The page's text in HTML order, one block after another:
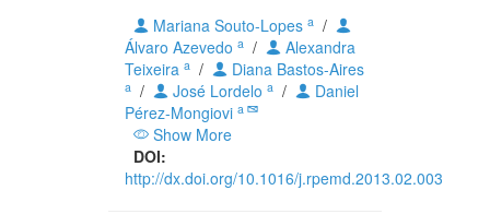
Mariana Souto-Lopes a /
Álvaro Azevedo a /
Alexandra
Teixeira a / Diana Bastos-Aires
a / José Lordelo a /
Daniel
Pérez-Mongiovi a
Show More
DOI:
http://dx.doi.org/10.1016/j.rpemd.2013.02.003